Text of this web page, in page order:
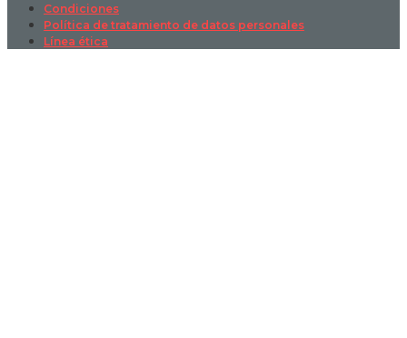
Condiciones
Política de tratamiento de datos personales
Línea ética